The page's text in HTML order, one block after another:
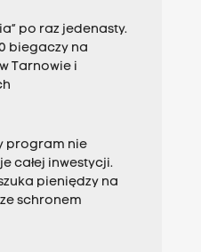
po raz jedenasty.
biegaczy na
Tarnowie i
program nie
całej inwestycji.
pieniędzy na
schronem